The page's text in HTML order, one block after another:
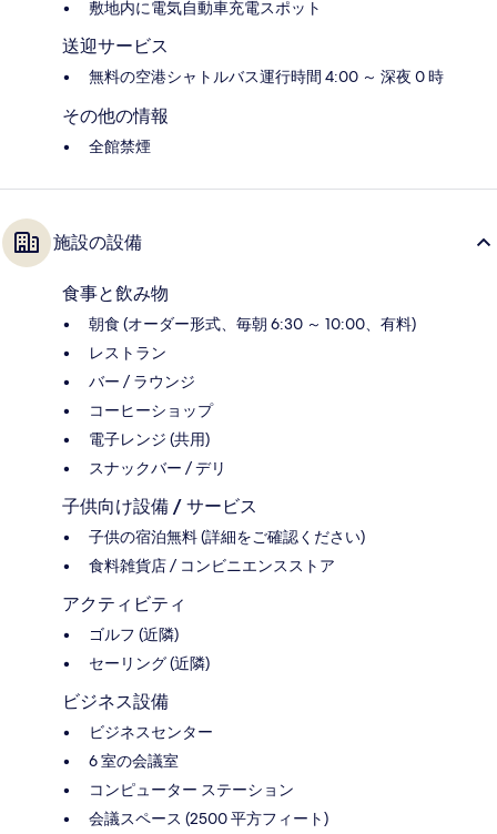
敷地内に電気自動車充電スポット
送迎サービス
無料の空港シャトルバス運行時間 4:00 ～ 深夜 0 時
その他の情報
全館禁煙
施設の設備
食事と飲み物
朝食 (オーダー形式、毎朝 6:30 ～ 10:00、有料)
レストラン
バー / ラウンジ
コーヒーショップ
電子レンジ (共用)
スナックバー / デリ
子供向け設備 / サービス
子供の宿泊無料 (詳細をご確認ください)
食料雑貨店 / コンビニエンスストア
アクティビティ
ゴルフ (近隣)
セーリング (近隣)
ビジネス設備
ビジネスセンター
6 室の会議室
コンピューター ステーション
会議スペース (2500 平方フィート)